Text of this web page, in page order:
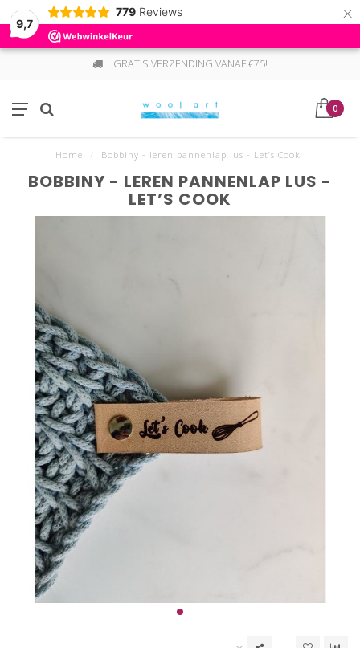
9,7
779 Reviews ×
GRATIS VERZENDING VANAF €75!
0
Home Bobbiny - leren pannenlap lus - Let’s Cook
BOBBINY - LEREN PANNENLAP LUS -
LET’S COOK